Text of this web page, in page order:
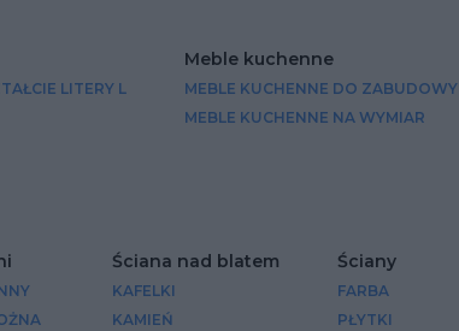
LITERY L
Meble kuchenne
MEBLE KUCHENNE DO ZABUDOWY
MEBLE KUCHENNE NA WYMIAR
Ściana nad blatem
KAFELKI
KAMIEŃ
Ściany
FARBA
PŁYTKI